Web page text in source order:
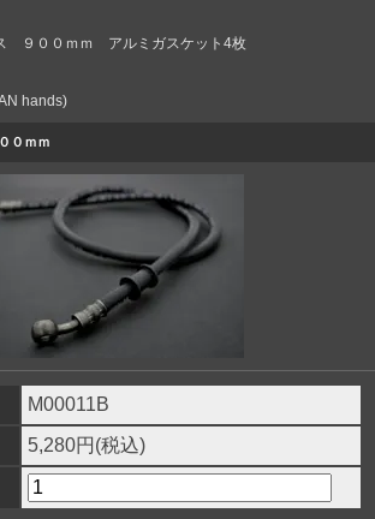
９００ｍｍ アルミガスケット4枚
hands)
０ｍｍ
M00011B
5,280円(税込)